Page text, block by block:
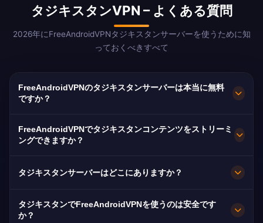
タジキスタンVPN – よくある質問
2026年にFreeAndroidVPNタジキスタンサーバーを使うために知
っておくべきすべて
FreeAndroidVPNのタジキスタンサーバーは本当に無料
ですか？
は隠れた費用、試用期間、クレジットカード不要
フタルのタジキスタンVPNサーバーへの無制限ア
FreeAndroidVPNでタジキスタンコンテンツをストリーミ
ングできますか？
キスタンTV、タジキスタンスポーツTVなどタジ
キスタンプラットフォームのストリーミングに最
適化されています。ほとんどのユーザーがバッフ
タジキスタンサーバーはどこにありますか？
FreeAndroidVPNはドゥシャンベ、リファー、ボ
フタルを含むタジキスタン各地に複数の高速サー
タジキスタンでFreeAndroidVPNを使うのは安全です
か？